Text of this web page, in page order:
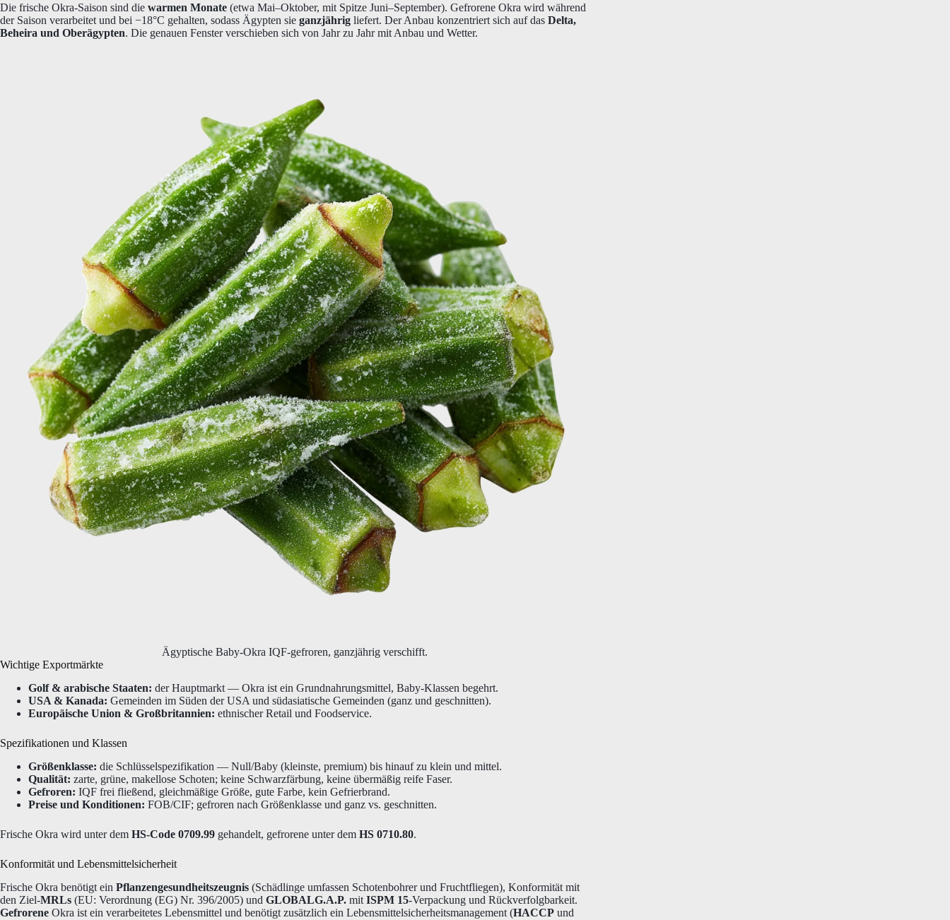
Die frische Okra-Saison sind die warmen Monate (etwa Mai–Oktober, mit Spitze Juni–September). Gefrorene Okra wird während
der Saison verarbeitet und bei −18°C gehalten, sodass Ägypten sie ganzjährig liefert. Der Anbau konzentriert sich auf das Delta,
Beheira und Oberägypten. Die genauen Fenster verschieben sich von Jahr zu Jahr mit Anbau und Wetter.
Ägyptische Baby-Okra IQF-gefroren, ganzjährig verschifft.
Wichtige Exportmärkte
Golf & arabische Staaten: der Hauptmarkt — Okra ist ein Grundnahrungsmittel, Baby-Klassen begehrt.
USA & Kanada: Gemeinden im Süden der USA und südasiatische Gemeinden (ganz und geschnitten).
Europäische Union & Großbritannien: ethnischer Retail und Foodservice.
Spezifikationen und Klassen
Größenklasse: die Schlüsselspezifikation — Null/Baby (kleinste, premium) bis hinauf zu klein und mittel.
Qualität: zarte, grüne, makellose Schoten; keine Schwarzfärbung, keine übermäßig reife Faser.
Gefroren: IQF frei fließend, gleichmäßige Größe, gute Farbe, kein Gefrierbrand.
Preise und Konditionen: FOB/CIF; gefroren nach Größenklasse und ganz vs. geschnitten.
Frische Okra wird unter dem HS-Code 0709.99 gehandelt, gefrorene unter dem HS 0710.80.
Konformität und Lebensmittelsicherheit
Frische Okra benötigt ein Pflanzengesundheitszeugnis (Schädlinge umfassen Schotenbohrer und Fruchtfliegen), Konformität mit
den Ziel-MRLs (EU: Verordnung (EG) Nr. 396/2005) und GLOBALG.A.P. mit ISPM 15-Verpackung und Rückverfolgbarkeit.
Gefrorene Okra ist ein verarbeitetes Lebensmittel und benötigt zusätzlich ein Lebensmittelsicherheitsmanagement (HACCP und